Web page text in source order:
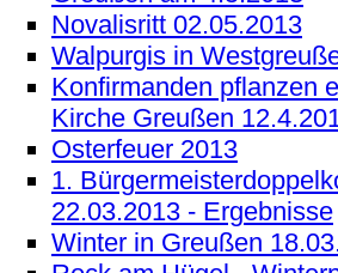
Novalisritt 02.05.2013
Walpurgis in
Konfirmanden pflanzen
Kirche Greußen
Osterfeuer 2013
1.
22.03.2013 - Ergebnisse
Winter in Greußen